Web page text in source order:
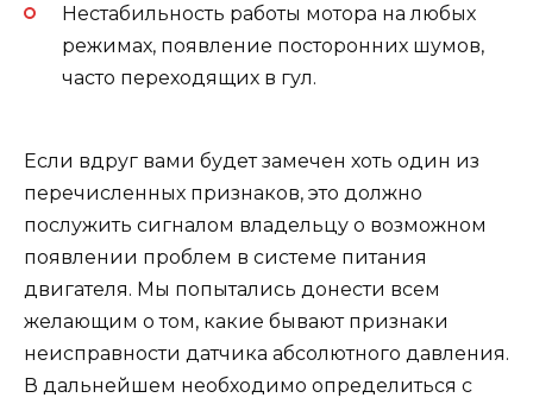
Нестабильность работы мотора на любых
режимах, появление посторонних шумов,
часто переходящих в гул.
Если вдруг вами будет замечен хоть один из
перечисленных признаков, это должно
послужить сигналом владельцу о возможном
появлении проблем в системе питания
двигателя. Мы попытались донести всем
желающим о том, какие бывают признаки
неисправности датчика абсолютного давления.
В дальнейшем необходимо определиться с